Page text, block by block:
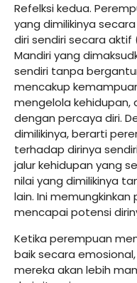
Refelksi kedua.
yang dimilikinya
diri sendiri secara aktif
Mandiri yang
sendiri tanpa
mencakup
mengelola
dengan percaya diri.
dimilikinya, berarti
terhadap dirinya
jalur kehidupan yang
nilai yang dimilikinya
lain. Ini
mencapai potensi
Ketika perempuan
baik secara
mereka akan lebih